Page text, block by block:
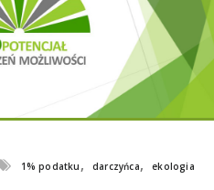
1% podatku , darczyńca, ekologia